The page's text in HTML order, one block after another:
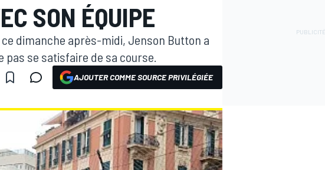
SON ÉQUIPE
dimanche après-midi, Jenson Button a
se satisfaire de sa course.
AJOUTER COMME SOURCE PRIVILÉGIÉE